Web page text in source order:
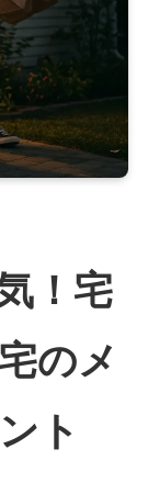
！宅
のメ
ト